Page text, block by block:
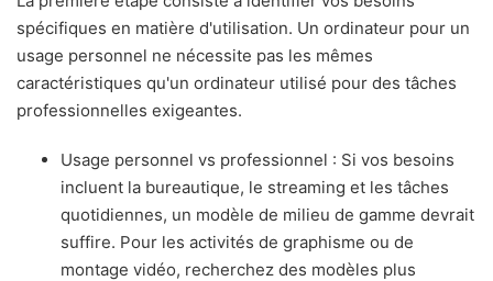
spécifiques en matière d'utilisation. Un ordinateur pour un
usage personnel ne nécessite pas les mêmes
caractéristiques qu'un ordinateur utilisé pour des tâches
professionnelles exigeantes.
Usage personnel vs professionnel : Si vos besoins
incluent la bureautique, le streaming et les tâches
quotidiennes, un modèle de milieu de gamme devrait
suffire. Pour les activités de graphisme ou de
montage vidéo, recherchez des modèles plus